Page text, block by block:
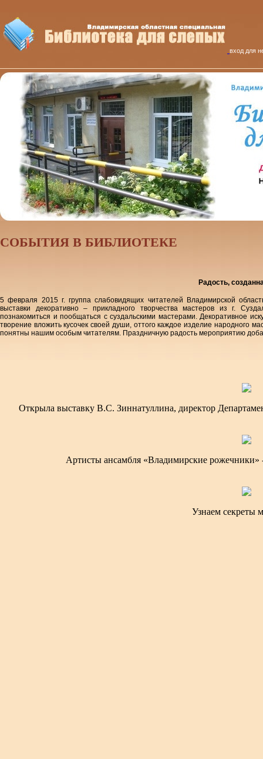
вход для
CОБЫТИЯ В БИБЛИОТЕКЕ
Радость,
5 февраля 2015 г. группа слабовидящих читателей Владимирской
выставки декоративно – прикладного творчества мастеров из г.
познакомиться и пообщаться с суздальскими мастерами. Декоративное
творение вложить кусочек своей души, оттого каждое изделие народного
понятны нашим особым читателям. Праздничную радость мероприятию
Открыла выставку В.С. Зиннатуллина, директор
Артисты ансамбля «Владимирские рожечники»
Узнаем секреты